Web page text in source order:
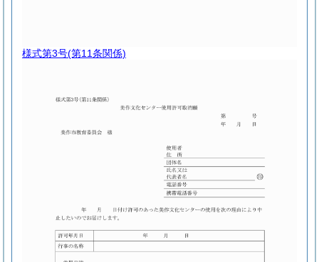
様式第3号(第11条関係)